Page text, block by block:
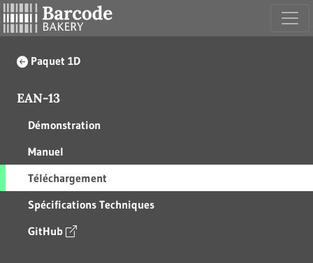
Paquet 1D
EAN-13
Démonstration
Manuel
Téléchargement
Spécifications Techniques
GitHub